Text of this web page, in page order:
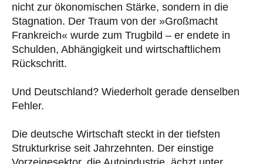
nicht zur ökonomischen Stärke, sondern in die
Stagnation. Der Traum von der »Großmacht
Frankreich« wurde zum Trugbild – er endete in
Schulden, Abhängigkeit und wirtschaftlichem
Rückschritt.
Und Deutschland? Wiederholt gerade denselben
Fehler.
Die deutsche Wirtschaft steckt in der tiefsten
Strukturkrise seit Jahrzehnten. Der einstige